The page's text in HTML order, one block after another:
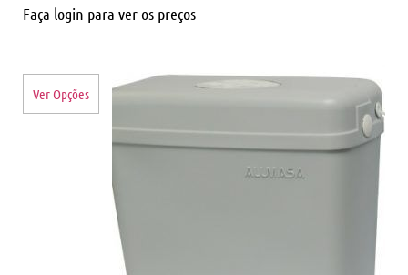
Faça login para ver os preços
Ver Opções